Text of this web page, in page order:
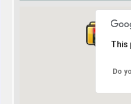
This
Do